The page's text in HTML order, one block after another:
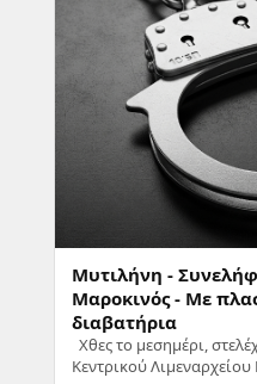
Μυτιλήνη -
Μαροκινός - Με
διαβατήρια
Χθες το μεσημέρι,
Κεντρικού